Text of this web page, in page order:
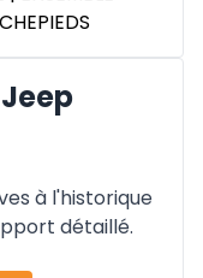
à l'historique
détaillé.